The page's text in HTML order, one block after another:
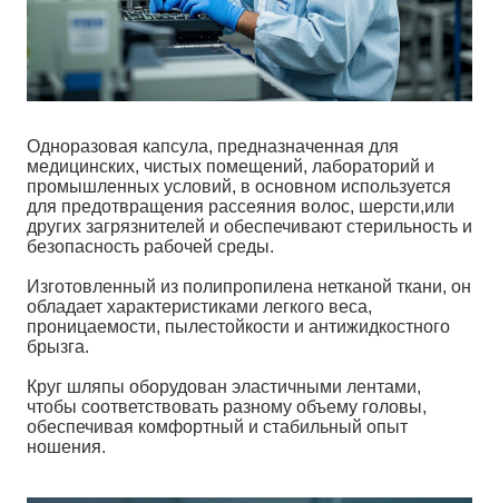
Одноразовая капсула, предназначенная для
медицинских, чистых помещений, лабораторий и
промышленных условий, в основном используется
для предотвращения рассеяния волос, шерсти,или
других загрязнителей и обеспечивают стерильность и
безопасность рабочей среды.
Изготовленный из полипропилена нетканой ткани, он
обладает характеристиками легкого веса,
проницаемости, пылестойкости и антижидкостного
брызга.
Круг шляпы оборудован эластичными лентами,
чтобы соответствовать разному объему головы,
обеспечивая комфортный и стабильный опыт
ношения.